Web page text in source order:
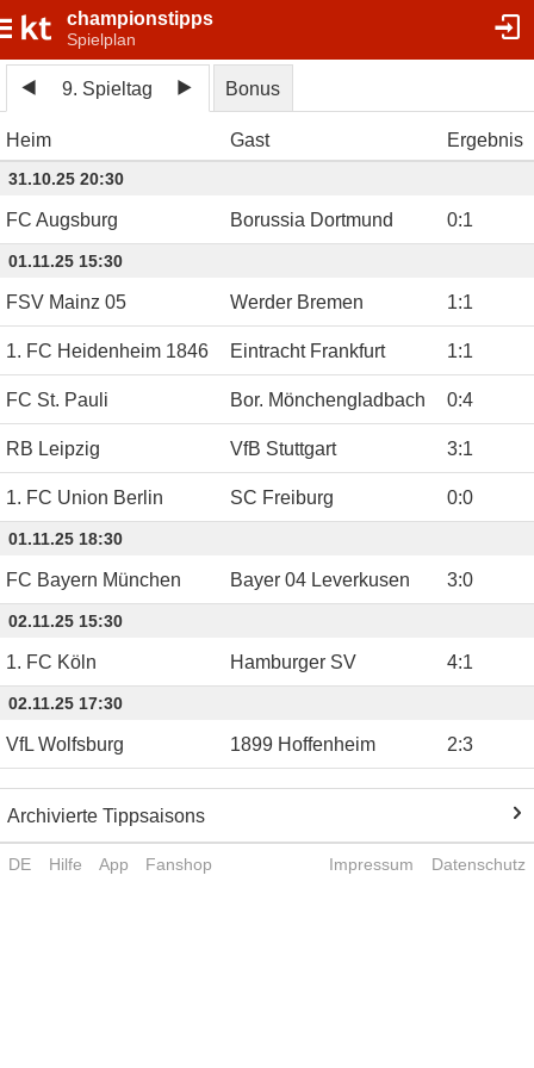
championstipps
Spielplan
9. Spieltag Bonus
Heim Gast Ergebnis
31.10.25 20:30
FC Augsburg Borussia Dortmund 0:1
01.11.25 15:30
FSV Mainz 05 Werder Bremen 1:1
1. FC Heidenheim 1846 Eintracht Frankfurt 1:1
FC St. Pauli Bor. Mönchengladbach 0:4
RB Leipzig VfB Stuttgart 3:1
1. FC Union Berlin SC Freiburg 0:0
01.11.25 18:30
FC Bayern München Bayer 04 Leverkusen 3:0
02.11.25 15:30
1. FC Köln Hamburger SV 4:1
02.11.25 17:30
VfL Wolfsburg 1899 Hoffenheim 2:3
Archivierte Tippsaisons
DE Hilfe App Fanshop Impressum Datenschutz